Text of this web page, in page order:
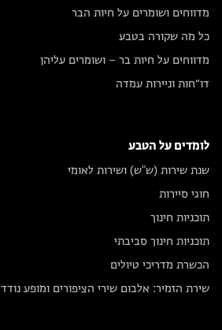
מדווחים ושומרים על חיות הבר
כל מה שקורה בטבע
מדווחים על חיות בר – ושומרים עליהן
דו״חות וניירות עמדה
לומדים על הטבע
שנת שירות (ש"ש) ושירות לאומי
חוגי סיירות
תוכניות חינוך
תוכניות חינוך סביבתי
הכשרת מדריכי טיולים
שירת הזמיר: אלבום שירי הציפורים ומופע נודד